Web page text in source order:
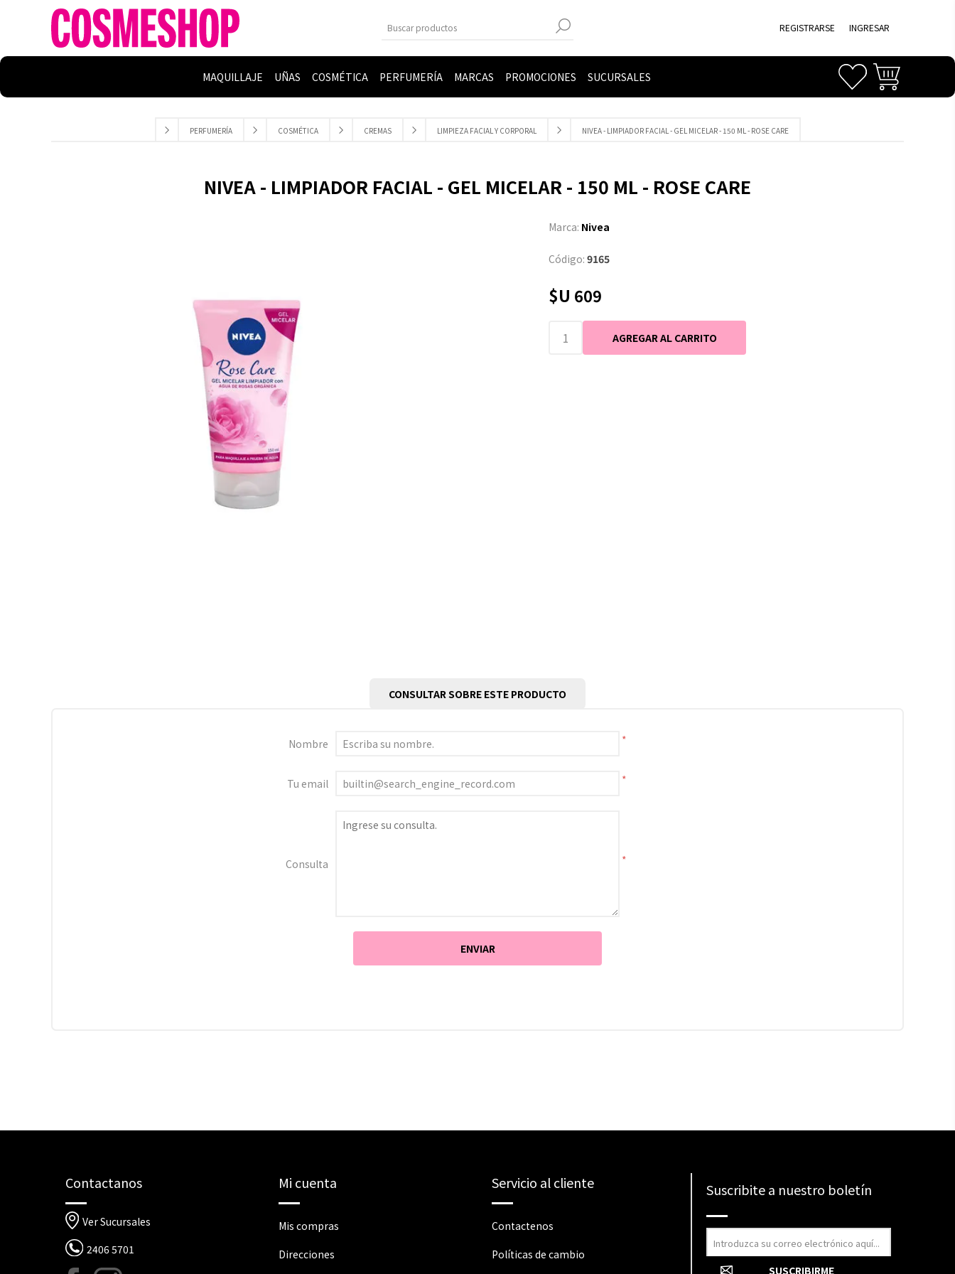
REGISTRARSE INGRESAR
MAQUILLAJE UÑAS COSMÉTICA PERFUMERÍA MARCAS PROMOCIONES SUCURSALES
PERFUMERÍA COSMÉTICA CREMAS LIMPIEZA FACIAL Y CORPORAL NIVEA - LIMPIADOR FACIAL - GEL MICELAR - 150 ML - ROSE CARE
NIVEA - LIMPIADOR FACIAL - GEL MICELAR - 150 ML - ROSE CARE
Marca: Nivea
Código: 9165
$U 609
CONSULTAR SOBRE ESTE PRODUCTO
Nombre *
Tu email *
Consulta *
Contactanos
Ver Sucursales
2406 5701
Mi cuenta
Mis compras
Direcciones
Servicio al cliente
Contactenos
Políticas de cambio
Suscribite a nuestro boletín